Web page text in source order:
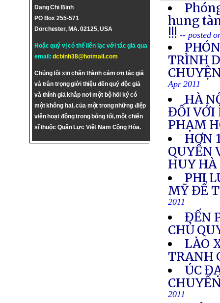
Dang Chi Binh
PO Box 255-571
Dorchester, MA. 02125, USA
Hoặc quý vị có thể liên lạc với tác giả qua
email:dcbinh38@hotmail.com
Chúng tôi xin chân thành cám ơn tác giả
và trân trọng giới thiệu đến quý độc giả
và thính giả khắp nơi một bộ hồi ký có
một không hai, của một trong những điệp
viên hoạt động trong bóng tối, một chiến
sĩ thuộc Quân Lực Việt Nam Cộng Hòa.
hung
!!!-- posted
TRÌNH
Apr 2011
HÀ
ĐỐI VỚI
PHẠM
HƠN
QUYỀN
HUY HÀ
PHI
MỸ ĐỂ
2011
ĐẾN
CHỦ
LÀO
TRANH
ÚC
2011